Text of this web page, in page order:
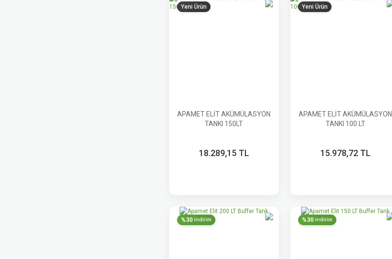
Yeni Ürün
APAMET ELİT AKÜMÜLASYON
TANKI 150LT
18.289,15 TL
Yeni Ürün
APAMET ELİT AKÜMÜLASYON
TANKI 100 LT
15.978,72 TL
%30 indirim %30 indirim